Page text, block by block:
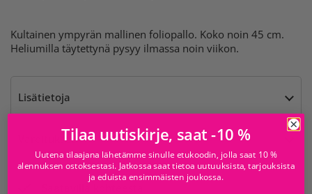
Kultainen ympyrän mallinen foliopallo. Koko noin 45 cm.
Heliumilla täytettynä pysyy ilmassa noin viikon.
Lisätietoja
VaroituksetTilaa uutiskirje, saat -10 %
Uutena tilaajana lähetämme sinulle etukoodin, jolla saat 10 %
alennuksen ostoksestasi. Jatkossa saat tietoa uutuuksista, tarjouksista
ja eduista ensimmäisten joukossa.